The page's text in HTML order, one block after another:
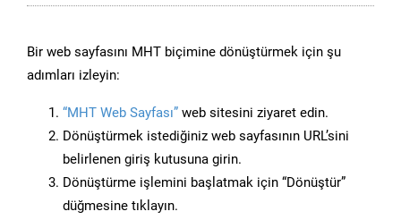
Bir web sayfasını MHT biçimine dönüştürmek için şu
adımları izleyin:
“MHT Web Sayfası” web sitesini ziyaret edin.
Dönüştürmek istediğiniz web sayfasının URL’sini
belirlenen giriş kutusuna girin.
Dönüştürme işlemini başlatmak için “Dönüştür”
düğmesine tıklayın.